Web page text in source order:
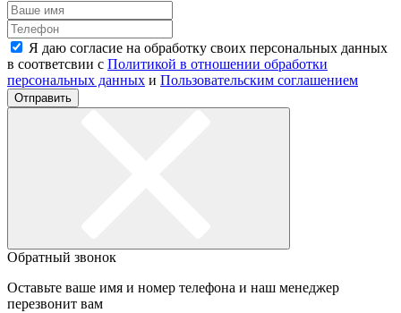
Я даю согласие на обработку своих персональных данных
в соответсвии с Политикой в отношении обработки
персональных данных и Пользовательским соглашением
Отправить
Обратный звонок
Оставьте ваше имя и номер телефона и наш менеджер
перезвонит вам